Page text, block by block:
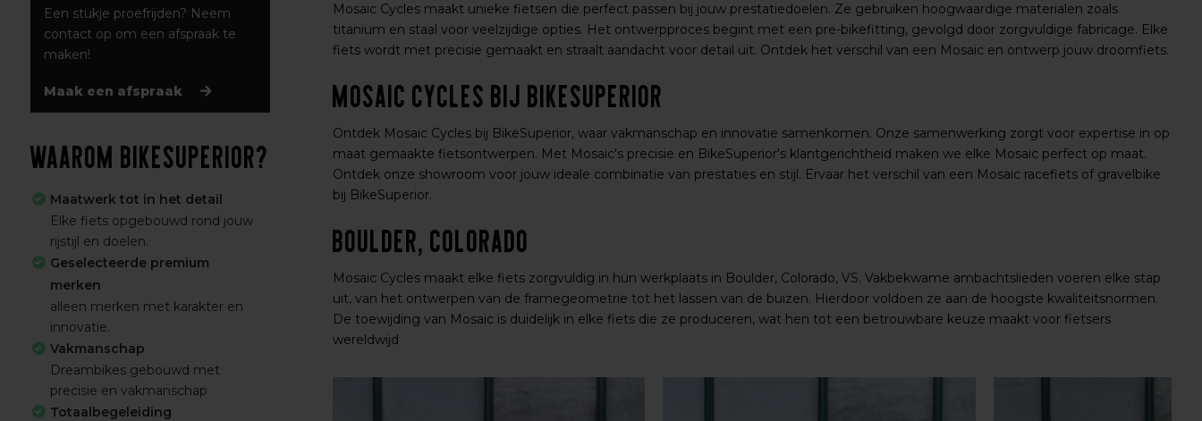
Een stukje proefrijden? Neem
contact op om een afspraak te
maken!
Maak een afspraak
Waarom BikeSuperior?
Maatwerk tot in het detail
Elke fiets opgebouwd rond jouw
rijstijl en doelen.
Geselecteerde premium
merken
alleen merken met karakter en
innovatie.
Vakmanschap
Dreambikes gebouwd met
precisie en vakmanschap
Totaalbegeleiding
Mosaic Cycles maakt unieke fietsen die perfect passen bij jouw prestatiedoelen. Ze gebruiken hoogwaardige materialen zoals
titanium en staal voor veelzijdige opties. Het ontwerpproces begint met een pre-bikefitting, gevolgd door zorgvuldige fabricage. Elke
fiets wordt met precisie gemaakt en straalt aandacht voor detail uit. Ontdek het verschil van een Mosaic en ontwerp jouw droomfiets.
Mosaic Cycles bij BikeSuperior
Ontdek Mosaic Cycles bij BikeSuperior, waar vakmanschap en innovatie samenkomen. Onze samenwerking zorgt voor expertise in op
maat gemaakte fietsontwerpen. Met Mosaic's precisie en BikeSuperior's klantgerichtheid maken we elke Mosaic perfect op maat.
Ontdek onze showroom voor jouw ideale combinatie van prestaties en stijl. Ervaar het verschil van een Mosaic racefiets of gravelbike
bij BikeSuperior.
Boulder, Colorado
Mosaic Cycles maakt elke fiets zorgvuldig in hun werkplaats in Boulder, Colorado, VS. Vakbekwame ambachtslieden voeren elke stap
uit, van het ontwerpen van de framegeometrie tot het lassen van de buizen. Hierdoor voldoen ze aan de hoogste kwaliteitsnormen.
De toewijding van Mosaic is duidelijk in elke fiets die ze produceren, wat hen tot een betrouwbare keuze maakt voor fietsers
wereldwijd